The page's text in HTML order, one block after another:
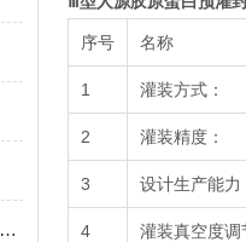
浅析玻尿酸含微球灌装机的工作原理
序号 名称
1 灌装方式：
2 灌装精度：
3 设计生产能力
4 灌装真空度调